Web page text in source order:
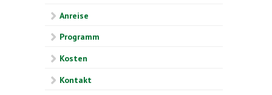
Anreise
Programm
Kosten
Kontakt